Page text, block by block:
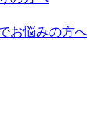
お悩みの方へ